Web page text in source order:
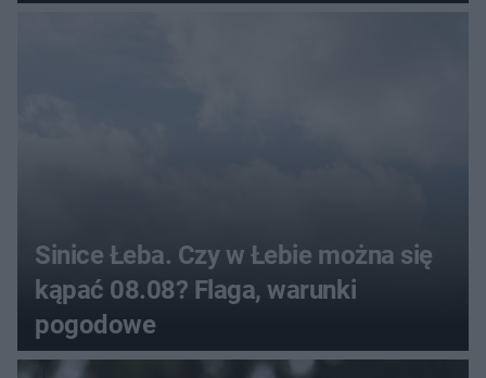
Sinice Łeba. Czy w Łebie można się
kąpać 08.08? Flaga, warunki
pogodowe